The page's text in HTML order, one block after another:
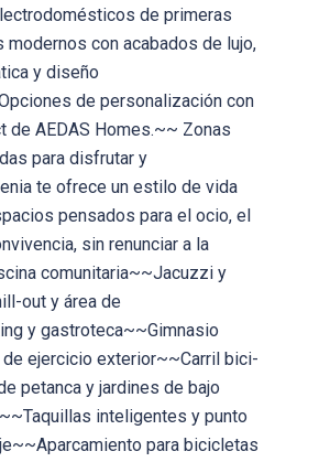
de primeras
modernos con acabados de lujo,
y diseño
de personalización con
de AEDAS Homes.~~ Zonas
para disfrutar y
te ofrece un estilo de vida
pensados para el ocio, el
sin renunciar a la
comunitaria~~Jacuzzi y
out y área de
y gastroteca~~Gimnasio
ejercicio exterior~~Carril bici-
petanca y jardines de bajo
inteligentes y punto
para bicicletas